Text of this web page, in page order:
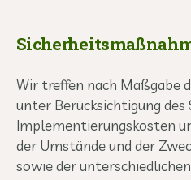
Wir treffen nach Maßgabe
unter Berücksichtigung des
Implementierungskosten
der Umstände und der
sowie der unterschiedlichen